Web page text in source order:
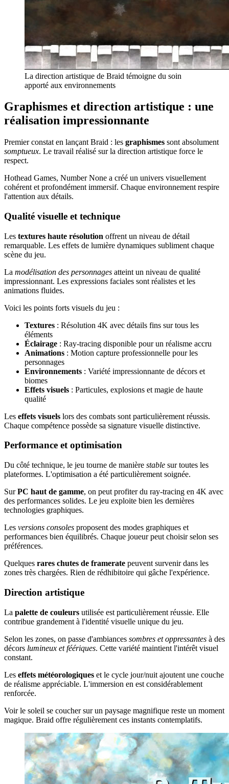
La direction artistique de Braid témoigne du soin
apporté aux environnements
Graphismes et direction artistique : une
réalisation impressionnante
Premier constat en lançant Braid : les graphismes sont absolument
somptueux. Le travail réalisé sur la direction artistique force le
respect.
Hothead Games, Number None a créé un univers visuellement
cohérent et profondément immersif. Chaque environnement respire
l'attention aux détails.
Qualité visuelle et technique
Les textures haute résolution offrent un niveau de détail
remarquable. Les effets de lumière dynamiques subliment chaque
scène du jeu.
La modélisation des personnages atteint un niveau de qualité
impressionnant. Les expressions faciales sont réalistes et les
animations fluides.
Voici les points forts visuels du jeu :
Textures : Résolution 4K avec détails fins sur tous les
éléments
Éclairage : Ray-tracing disponible pour un réalisme accru
Animations : Motion capture professionnelle pour les
personnages
Environnements : Variété impressionnante de décors et
biomes
Effets visuels : Particules, explosions et magie de haute
qualité
Les effets visuels lors des combats sont particulièrement réussis.
Chaque compétence possède sa signature visuelle distinctive.
Performance et optimisation
Du côté technique, le jeu tourne de manière stable sur toutes les
plateformes. L'optimisation a été particulièrement soignée.
SurPC haut de gamme, on peut profiter du ray-tracing en 4K avec
des performances solides. Le jeu exploite bien les dernières
technologies graphiques.
Les versions consoles proposent des modes graphiques et
performances bien équilibrés. Chaque joueur peut choisir selon ses
préférences.
Quelques rares chutes de framerate peuvent survenir dans les
zones très chargées. Rien de rédhibitoire qui gâche l'expérience.
Direction artistique
La palette de couleurs utilisée est particulièrement réussie. Elle
contribue grandement à l'identité visuelle unique du jeu.
Selon les zones, on passe d'ambiances sombres et oppressantes à des
décors lumineux et féériques. Cette variété maintient l'intérêt visuel
constant.
Les effets météorologiques et le cycle jour/nuit ajoutent une couche
de réalisme appréciable. L'immersion en est considérablement
renforcée.
Voir le soleil se coucher sur un paysage magnifique reste un moment
magique. Braid offre régulièrement ces instants contemplatifs.